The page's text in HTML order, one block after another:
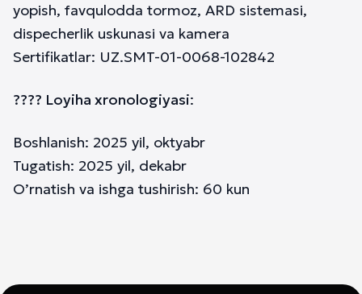
yopish, favqulodda tormoz, ARD sistemasi,
dispecherlik uskunasi va kamera
Sertifikatlar: UZ.SMT-01-0068-102842
???? Loyiha xronologiyasi:
Boshlanish: 2025 yil, oktyabr
Tugatish: 2025 yil, dekabr
O’rnatish va ishga tushirish: 60 kun